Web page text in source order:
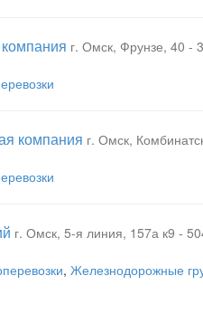
г. Омск, Фрунзе, 40 -
компания г. Омск,
г. Омск, 5-я линия, 157а к9 -
, Железнодорожные